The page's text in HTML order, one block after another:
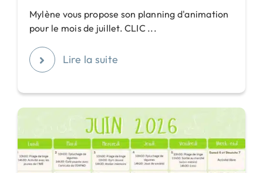
Mylène vous propose son planning d'animation
pour le mois de juillet. CLIC ...
Lire la suite